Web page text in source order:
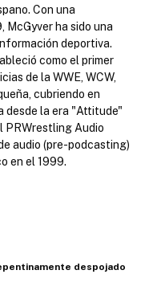
Con una
McGyver ha sido una
deportiva.
como el primer
de la WWE, WCW,
cubriendo en
desde la era "Attitude"
PRWrestling Audio
audio (pre-podcasting)
en el 1999.
despojado